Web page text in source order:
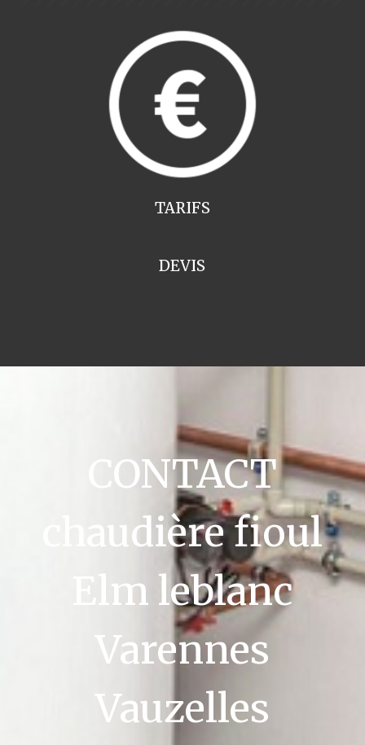
TARIFS
DEVIS
CONTACT
chaudière fioul
Elm leblanc
Varennes
Vauzelles